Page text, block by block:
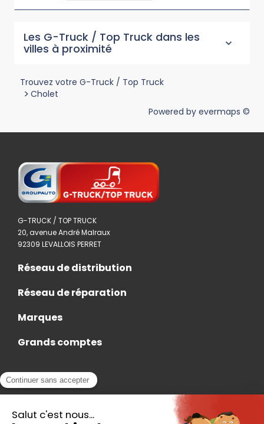
Les G-Truck / Top Truck dans les
villes à proximité
Trouvez votre G-Truck / Top Truck
> Cholet
Powered by evermaps ©
G-TRUCK / TOP TRUCK
20, avenue André Malraux
92309 LEVALLOIS PERRET
Réseau de distribution
Réseau de réparation
Marques
Grands comptes
Actualités